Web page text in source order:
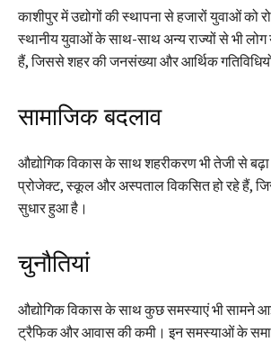
काशीपुर में उद्योगों की स्थापना से हजारों युवाओं को
स्थानीय युवाओं के साथ-साथ अन्य राज्यों से भी
हैं, जिससे शहर की जनसंख्या और आर्थिक गतिविधियों
सामाजिक बदलाव
औद्योगिक विकास के साथ शहरीकरण भी तेजी से
प्रोजेक्ट, स्कूल और अस्पताल विकसित हो रहे हैं,
सुधार हुआ है।
चुनौतियां
औद्योगिक विकास के साथ कुछ समस्याएं भी सामने
ट्रैफिक और आवास की कमी। इन समस्याओं के